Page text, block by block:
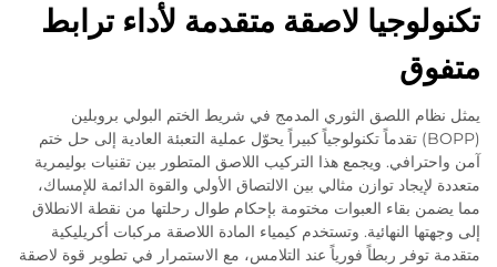
تكنولوجيا لاصقة متقدمة لأداء ترابط
متفوق
يمثل نظام اللصق الثوري المدمج في شريط الختم البولي بروبلين
(BOPP) تقدماً تكنولوجياً كبيراً يحوّل عملية التعبئة العادية إلى حل ختم
آمن واحترافي. ويجمع هذا التركيب اللاصق المتطور بين تقنيات بوليمرية
متعددة لإيجاد توازن مثالي بين الالتصاق الأولي والقوة الدائمة للإمساك،
مما يضمن بقاء العبوات مختومة بإحكام طوال رحلتها من نقطة الانطلاق
إلى وجهتها النهائية. وتستخدم كيمياء المادة اللاصقة مركبات أكريليكية
متقدمة توفر ربطاً فورياً عند التلامس، مع الاستمرار في تطوير قوة لاصقة